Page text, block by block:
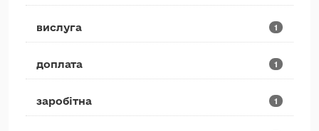
вислуга 1
доплата 1
заробітна 1